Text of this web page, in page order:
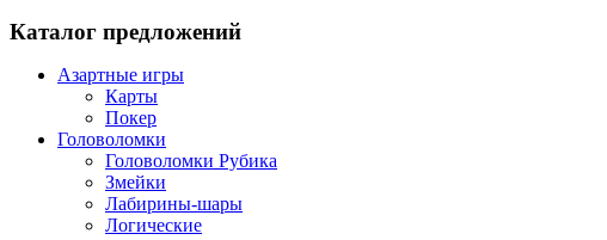
Каталог предложений
Азартные игры
Карты
Покер
Головоломки
Головоломки Рубика
Змейки
Лабирины-шары
Логические